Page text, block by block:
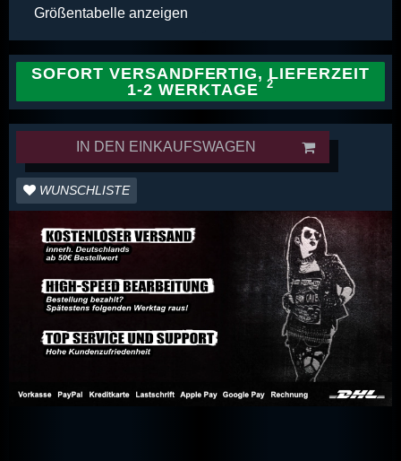
Größentabelle anzeigen
SOFORT VERSANDFERTIG, LIEFERZEIT
1-2 WERKTAGE
IN DEN EINKAUFSWAGEN
WUNSCHLISTE